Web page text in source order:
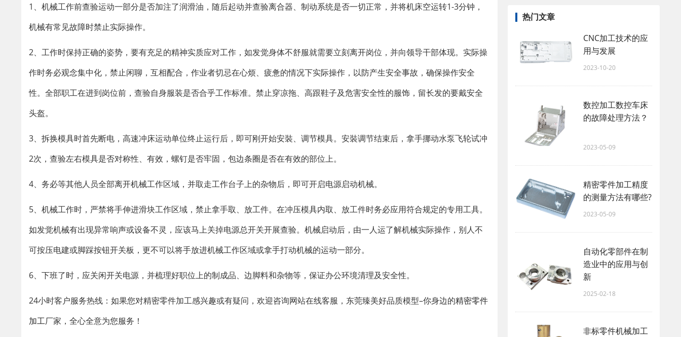
1、机械工作前查验运动一部分是否加注了润滑油，随后起动并查验离合器、制动系统是否一切正常，并将机床空运转1-3分钟，
机械有常见故障时禁止实际操作。
2、工作时保持正确的姿势，要有充足的精神实质应对工作，如发觉身体不舒服就需要立刻离开岗位，并向领导干部体现。实际操
作时务必观念集中化，禁止闲聊，互相配合，作业者切忌在心烦、疲惫的情况下实际操作，以防产生安全事故，确保操作安全
性。全部职工在进到岗位前，查验自身服装是否合乎工作标准。禁止穿凉拖、高跟鞋子及危害安全性的服饰，留长发的要戴安全
头盔。
3、拆换模具时首先断电，高速冲床运动单位终止运行后，即可刚开始安裝、调节模具。安裝调节结束后，拿手挪动水泵飞轮试冲
2次，查验左右模具是否对称性、有效，螺钉是否牢固，包边条圈是否在有效的部位上。
4、务必等其他人员全部离开机械工作区域，并取走工作台子上的杂物后，即可开启电源启动机械。
5、机械工作时，严禁将手伸进滑块工作区域，禁止拿手取、放工件。在冲压模具内取、放工件时务必应用符合规定的专用工具。
如发觉机械有出现异常响声或设备不灵，应该马上关掉电源总开关开展查验。机械启动后，由一人运了解机械实际操作，别人不
可按压电建或脚踩按钮开关板，更不可以将手放进机械工作区域或拿手打动机械的运动一部分。
6、下班了时，应关闲开关电源，并梳理好职位上的制成品、边脚料和杂物等，保证办公环境清理及安全性。
24小时客户服务热线：如果您对精密零件加工感兴趣或有疑问，欢迎咨询网站在线客服，东莞臻美好品质模型–你身边的精密零件
加工厂家，全心全意为您服务！
热门文章
CNC加工技术的应
用与发展
2023-10-20
数控加工数控车床
的故障处理方法？
2023-05-09
精密零件加工精度
的测量方法有哪些?
2023-05-09
自动化零部件在制
造业中的应用与创
新
2025-02-18
非标零件机械加工